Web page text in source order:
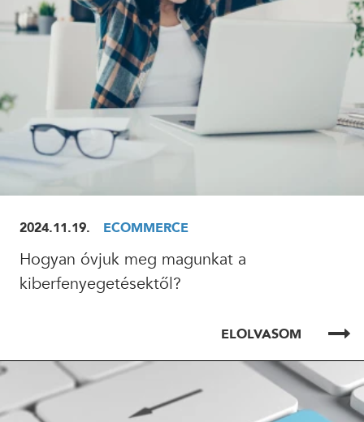
2024.11.19. ECOMMERCE
Hogyan óvjuk meg magunkat a
kiberfenyegetésektől?
ELOLVASOM